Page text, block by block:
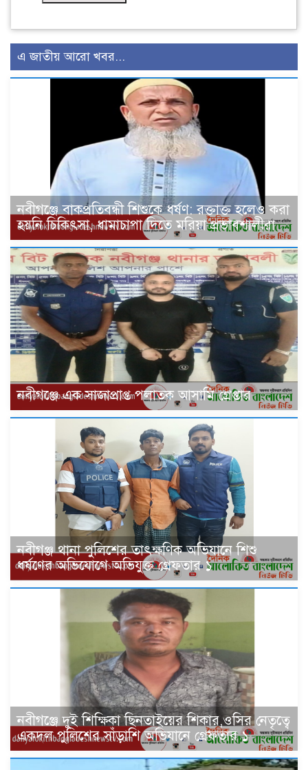
এ জাতীয় আরো খবর...
নবীগঞ্জে বাকপ্রতিবন্ধী শিশুকে ধর্ষণ: রক্তাক্ত হলেও করা
হয়নি চিকিৎসা, ধামাচাপা দিতে মরিয়া প্রভাবশালীরা
‎নবীগঞ্জে এক সাজাপ্রাপ্ত পলাতক আসামি গ্রেপ্তার
নবীগঞ্জ থানা পুলিশের তাৎক্ষণিক অভিযানে শিশু
ধর্ষণের অভিযোগে অভিযুক্ত গ্রেফতার ১
নবীগঞ্জে দুই শিক্ষিকা ছিনতাইয়ের শিকার,ওসির নেতৃত্বে
একদল পুলিশের সাঁড়াশি অভিযানে গ্রেফতার ১